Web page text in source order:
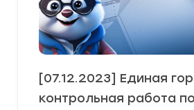
[07.12.2023] Единая
контрольная работа